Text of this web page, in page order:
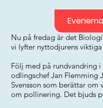
Nu på fredag är det
vi lyfter nyttodjurens
Följ med på rundvandring
odlingschef Jan Flemming
Svensson som berättar
om pollinering. Det bjuds